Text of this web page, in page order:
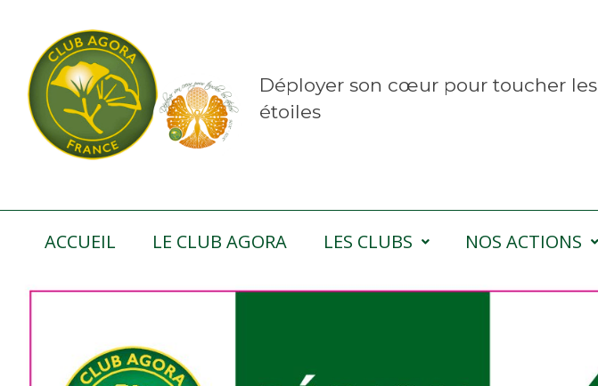
Déployer son cœur pour toucher les
étoiles
ACCUEIL LE CLUB AGORA LES CLUBS NOS ACTIONS